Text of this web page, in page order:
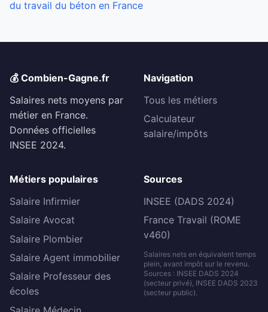
du travail du béton en France
💰 Combien-Gagne.fr
Salaires nets moyens par
métier en France.
Données officielles
INSEE 2024.
Navigation
Tous les métiers
Calculateur
salaire/impôts
Métiers populaires
Salaire Infirmier
Salaire Avocat
Salaire Plombier
Salaire Agent immobilier
Salaire Professeur des
écoles
Sources
INSEE (DADS 2024)
France Travail (ROME
v460)
Salaires nets en équivalent temps
plein, avant impôt sur le revenu.
Sources : INSEE DADS 2024
(secteur privé), INSEE DADS 2023
(secteur public).